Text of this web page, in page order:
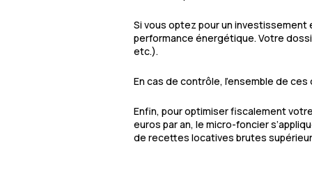
Si vous optez pour un
performance énergétique. Votre
etc.).
En cas de contrôle, l’ensemble de
Enfin, pour optimiser fiscalement
euros par an, le micro-foncier
de recettes locatives brutes